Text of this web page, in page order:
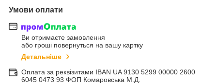
Умови оплати
Ви отримаєте замовлення
або гроші повернуться на вашу картку
Детальніше
Оплата за реквізитами IBAN UA 9130 5299 00000 2600
6045 0473 93 ФОП Комаровська М.Д.